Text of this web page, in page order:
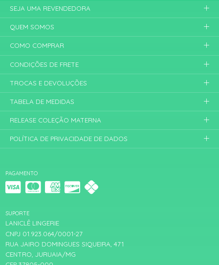
PAGAMENTO
SUPORTE
LANICLÊ LINGERIE
CNPJ 01.923.064/0001-27
RUA JAIRO DOMINGUES SIQUEIRA, 471
CENTRO, JURUAIA/MG
SEJA UMA REVENDEDORA
QUEM SOMOS
COMO COMPRAR
CONDIÇÕES DE FRETE
TROCAS E DEVOLUÇÕES
TABELA DE MEDIDAS
RELEASE COLEÇÃO MATERNA
POLÍTICA DE PRIVACIDADE DE DADOS